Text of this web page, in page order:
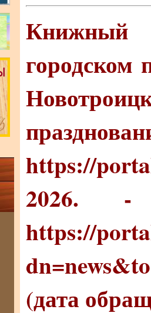
городском
https://
https://
(дата